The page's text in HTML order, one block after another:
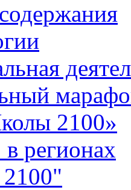
2100»
регионах